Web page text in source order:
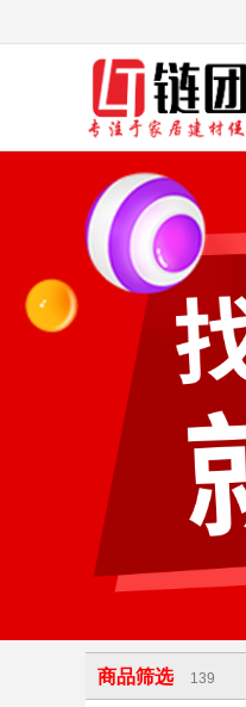
商品筛选 139